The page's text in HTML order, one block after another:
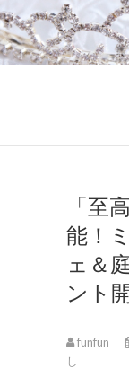
フ
「至
能！
ェ＆
ント
funfun
し